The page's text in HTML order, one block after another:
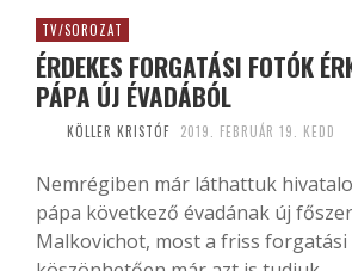
TV/SOROZAT
ÉRDEKES FORGATÁSI FOTÓK
PÁPA ÚJ ÉVADÁBÓL
KÖLLER KRISTÓF 2019. FEBRUÁR 19. KEDD
Nemrégiben már láthattuk
pápa következő évadának új
Malkovichot, most a friss